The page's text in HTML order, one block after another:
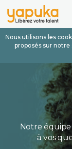
Nous utilisons les
proposés sur
Notre
à vos